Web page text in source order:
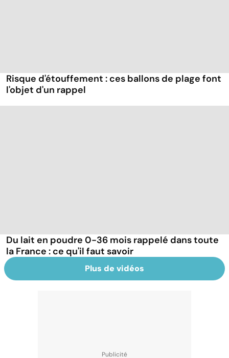
Risque d'étouffement : ces ballons de plage font
l'objet d'un rappel
Du lait en poudre 0-36 mois rappelé dans toute
la France : ce qu'il faut savoir
Plus de vidéos